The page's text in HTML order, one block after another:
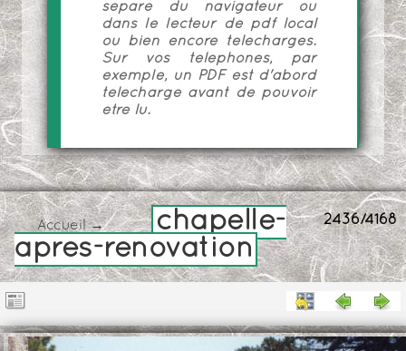
séparé du navigateur ou
dans le lecteur de pdf local
ou bien encore téléchargés.
Sur vos téléphones, par
exemple, un PDF est d'abord
téléchargé avant de pouvoir
être lu.
2436/4168
Accueil→
chapelle-
apres-renovation